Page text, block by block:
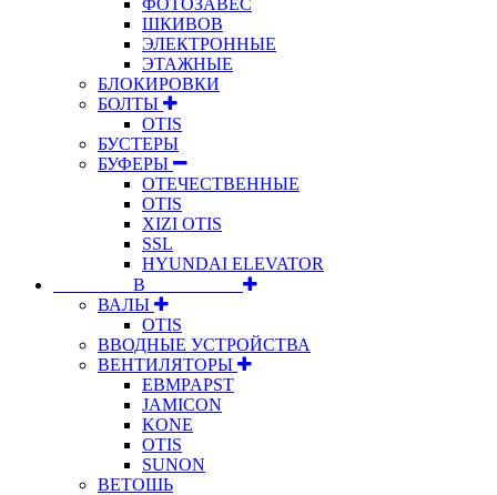
ШКИВОВ
ЭЛЕКТРОННЫЕ
ЭТАЖНЫЕ
БЛОКИРОВКИ
БОЛТЫ
OTIS
БУСТЕРЫ
БУФЕРЫ
ОТЕЧЕСТВЕННЫЕ
OTIS
XIZI OTIS
SSL
HYUNDAI ELEVATOR
⠀⠀⠀⠀⠀⠀В⠀⠀⠀⠀⠀⠀⠀
ВАЛЫ
OTIS
ВВОДНЫЕ УСТРОЙСТВА
ВЕНТИЛЯТОРЫ
EBMPAPST
JAMICON
KONE
OTIS
SUNON
ВЕТОШЬ